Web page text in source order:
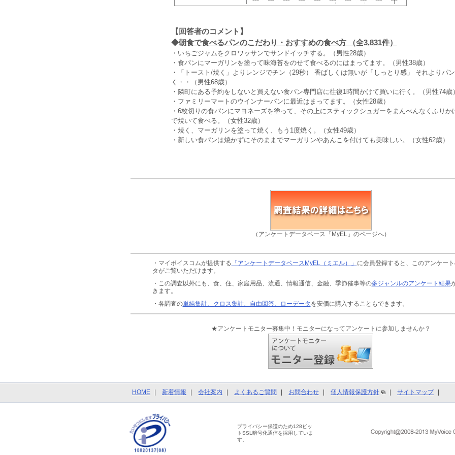
【回答者のコメント】
◆朝食で食べるパンのこだわり・おすすめの食べ方 （全3,831件）
・いちごジャムをクロワッサンでサンドイッチする。（男性28歳）
・食パンにマーガリンを塗って味海苔をのせて食べるのにはまってます。（男性38歳）
・「トースト/焼く」よりレンジでチン（29秒） 香ばしくは無いが「しっとり感」 それよりパ
く・・（男性68歳）
・隣町にある予約をしないと買えない食パン専門店に往復1時間かけて買いに行く。（男性74歳）
・ファミリーマートのウインナーパンに最近はまってます。（女性28歳）
・6枚切りの食パンにマヨネーズを塗って、その上にスティックシュガーをまんべんなくふりか
で焼いて食べる。（女性32歳）
・焼く、マーガリンを塗って焼く、もう1度焼く。（女性49歳）
・新しい食パンは焼かずにそのままでマーガリンやあんこを付けても美味しい。（女性62歳）
（アンケートデータベース「MyEL」のページへ）
・マイボイスコムが提供する 「アンケートデータベースMyEL（ミエル）」 に会員登録すると、このアンケー
タがご覧いただけます。
・この調査以外にも、食、住、家庭用品、流通、情報通信、金融、季節催事等の多ジャンルのアンケート結果
きます。
・各調査の単純集計、クロス集計、自由回答、ローデータ を安価に購入することもできます。
★アンケートモニター募集中！モニターになってアンケートに参加しませんか？
HOME 新着情報 会社案内 よくあるご質問 お問合わせ 個人情報保護方針 サイトマップ
プライバシー保護のため128ビッ
トSSL暗号化通信を採用していま
す。